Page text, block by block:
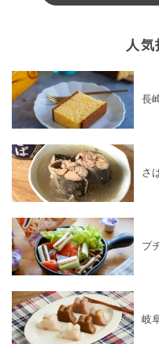
人
長
さ
プ
岐